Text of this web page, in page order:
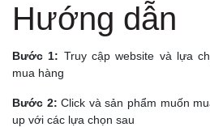
Hướng dẫn
Bước 1: Truy cập website và lựa
mua hàng
Bước 2: Click và sản phẩm muốn
up với các lựa chọn sau